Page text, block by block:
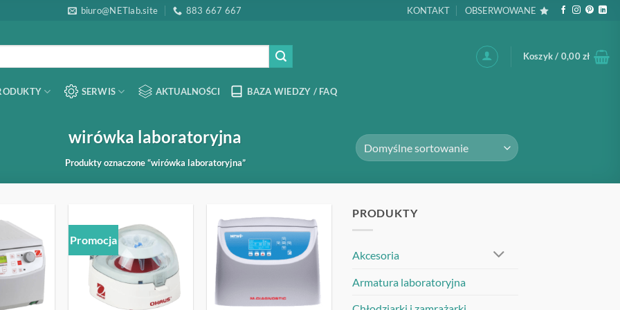
biuro@NETlab.site 883 667 667 KONTAKT OBSERWOWANE
Koszyk / 0,00zł
SERWIS AKTUALNOŚCI BAZA WIEDZY / FAQ
wirówka laboratoryjna
Produkty oznaczone “wirówka laboratoryjna”
OBSERWUJ Promocja OBSERWUJ OBSERWUJ
PRODUKTY
Akcesoria
Armatura laboratoryjna